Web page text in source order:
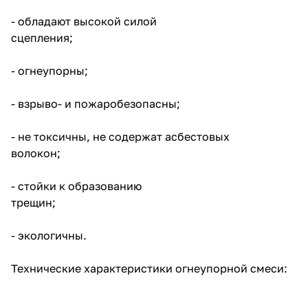
однородного состава и
влажностью не более 4,5%)
Огнеупорная кладочная смесь
алюминатных огнеупорных
пластифицирующих добавок
(керамзит, шамот и т.д.).
требованиям к использованию,
применять огнеупорные
+5 °С, иначе эффективность
Кирпич должен иметь
температуру не ниже +5°С, а
- обладают высокой силой
сцепления;
- огнеупорны;
- взрыво- и пожаробезопасны;
- не токсичны, не содержат асбестовых
волокон;
- стойки к образованию
трещин;
- экологичны.
Технические характеристики огнеупорной смеси: